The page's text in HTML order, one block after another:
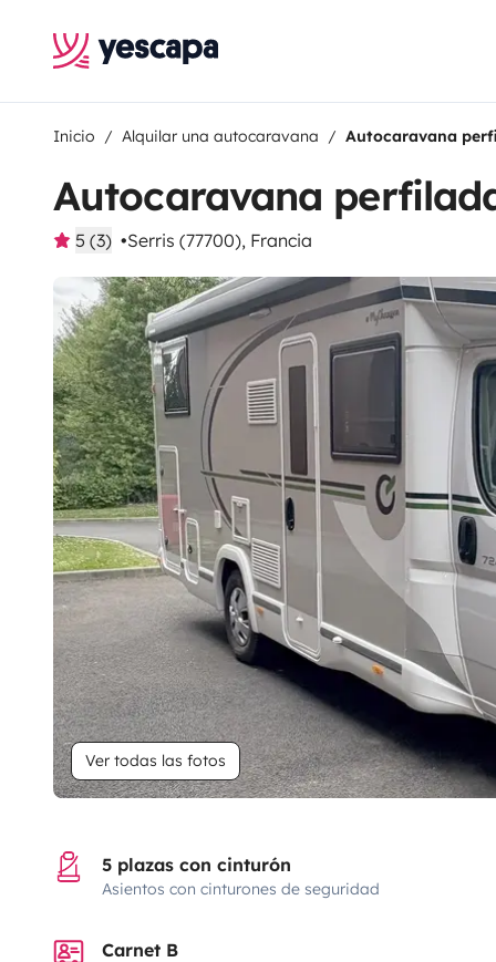
Inicio Alquilar una autocaravana Autocaravana
Autocaravana
5 (3) Serris (77700), Francia
Ver todas las fotos
5 plazas con cinturón
Asientos con cinturones de seguridad
Carnet B